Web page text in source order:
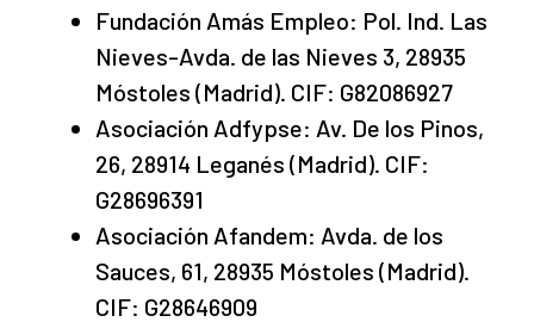
Fundación Amás Empleo: Pol. Ind. Las
Nieves-Avda. de las Nieves 3, 28935
Móstoles (Madrid). CIF: G82086927
Asociación Adfypse: Av. De los Pinos,
26, 28914 Leganés (Madrid). CIF:
G28696391
Asociación Afandem: Avda. de los
Sauces, 61, 28935 Móstoles (Madrid).
CIF: G28646909